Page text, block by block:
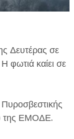
Δευτέρας σε
φωτιά καίει σε
της ΕΜΟΔΕ.